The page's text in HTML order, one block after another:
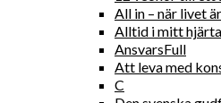
All in – när livet
Alltid i mitt hjärta
AnsvarsFull
Att leva med
C